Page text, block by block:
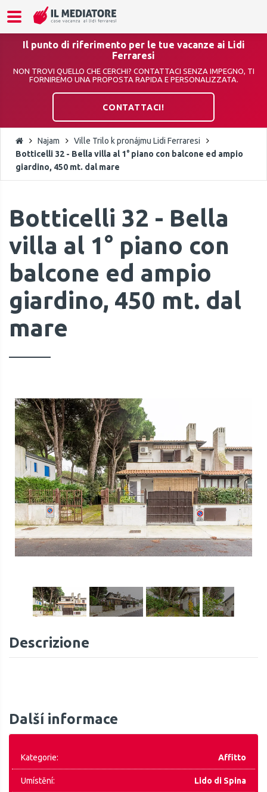
Il punto di riferimento per le tue vacanze ai Lidi
Ferraresi
NON TROVI QUELLO CHE CERCHI? CONTATTACI SENZA IMPEGNO, TI
FORNIREMO UNA PROPOSTA RAPIDA E PERSONALIZZATA.
CONTATTACI!
Najam
Ville Trilo k pronájmu Lidi Ferraresi
Botticelli 32 - Bella villa al 1° piano con balcone ed ampio
giardino, 450 mt. dal mare
Botticelli 32 - Bella
villa al 1° piano con
balcone ed ampio
giardino, 450 mt. dal
mare
Descrizione
Další informace
Kategorie: Affitto
Umístění: Lido di Spina